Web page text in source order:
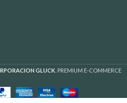
GLUCK . PREMIUM E-COMMERCE